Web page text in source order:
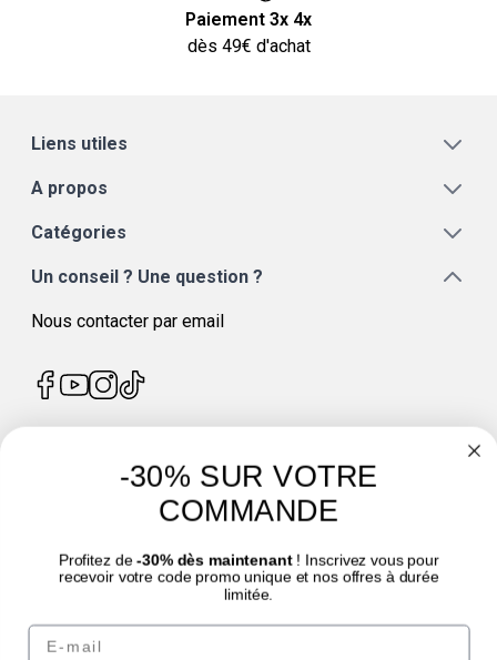
Paiement 3x 4x
dès 49€ d'achat
Liens utiles
A propos
Catégories
Un conseil ? Une question ?
Nous contacter par email
4.7/5
© Laboratoire des GRANIONS 2026 | Paiement sécurisé | *Norme AFNOR NF EN
-30% SUR VOTRE
COMMANDE
Profitez de -30% dès maintenant! Inscrivez vous pour
recevoir votre code promo unique et nos offres à durée
limitée.
Email